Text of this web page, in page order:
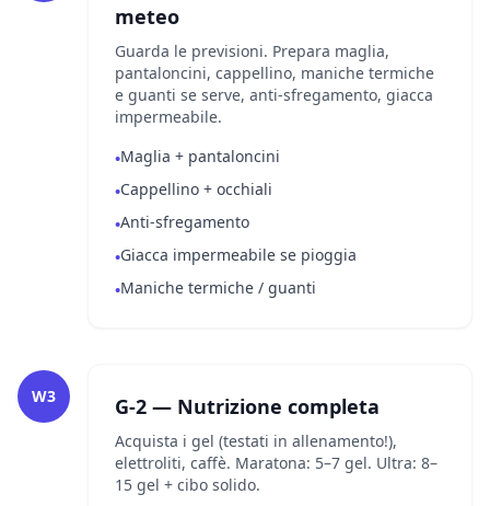
meteo
Guarda le previsioni. Prepara maglia,
pantaloncini, cappellino, maniche termiche
e guanti se serve, anti-sfregamento, giacca
impermeabile.
•Maglia + pantaloncini
•Cappellino + occhiali
•Anti-sfregamento
•Giacca impermeabile se pioggia
•Maniche termiche / guanti
W3 G-2 — Nutrizione completa
Acquista i gel (testati in allenamento!),
elettroliti, caffè. Maratona: 5–7 gel. Ultra: 8–
15 gel + cibo solido.